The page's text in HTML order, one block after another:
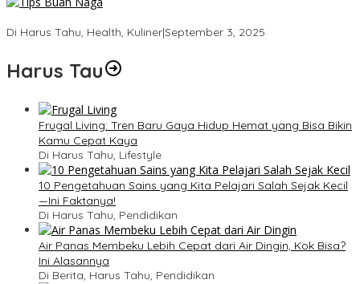
Di Harus Tahu, Health, Kuliner|September 3, 2025
Harus Tau
Frugal Living: Tren Baru Gaya Hidup Hemat yang Bisa Bikin
Kamu Cepat Kaya
Di Harus Tahu, Lifestyle
10 Pengetahuan Sains yang Kita Pelajari Salah Sejak Kecil
—Ini Faktanya!
Di Harus Tahu, Pendidikan
Air Panas Membeku Lebih Cepat dari Air Dingin, Kok Bisa?
Ini Alasannya
Di Berita, Harus Tahu, Pendidikan